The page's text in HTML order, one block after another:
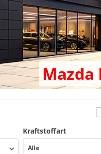
Mazda
Kraftstoffart